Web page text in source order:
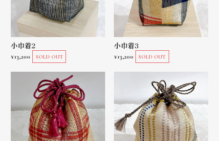
小巾着2
¥13,200 SOLD OUT
小巾着3
¥13,200 SOLD OUT